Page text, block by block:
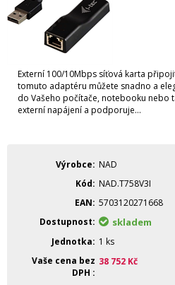
Externí 100/10Mbps síťová karta
tomuto adaptéru můžete snadno a
do Vašeho počítače, notebooku nebo
externí napájení a podporuje...
Výrobce
NAD
Kód
NAD.T758V3I
EAN 5703120271668
Dostupnost
skladem
Jednotka
1 ks
Vaše cena bez
DPH
38 752 Kč